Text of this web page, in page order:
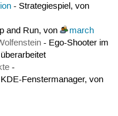
- Strategiespiel, von
and Run, von
march
- Ego-Shooter im
-
Fenstermanager, von